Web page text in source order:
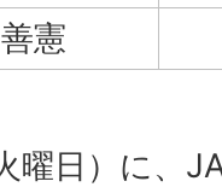
憲
曜日）に、